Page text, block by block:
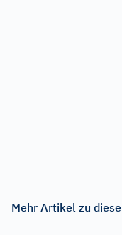
Mehr Artikel zu